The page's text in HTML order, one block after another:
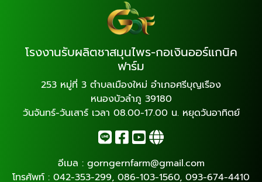
โรงงานรับผลิตชาสมุนไพร-กอเงินออร์แกนิค
ฟาร์ม
253 หมู่ที่ 3 ตำบลเมืองใหม่ อำเภอศรีบุญเรือง
หนองบัวลำภู 39180
วันจันทร์-วันเสาร์ เวลา 08.00-17.00 น. หยุดวันอาทิตย์
อีเมล : gorngernfarm@gmail.com
โทรศัพท์ : 042-353-299, 086-103-1560, 093-674-4410